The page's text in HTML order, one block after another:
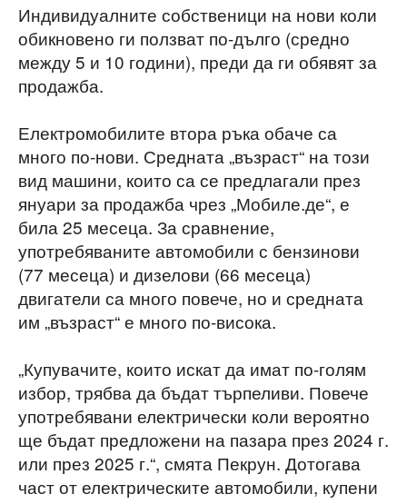
Индивидуалните собственици на нови коли
обикновено ги ползват по-дълго (средно
между 5 и 10 години), преди да ги обявят за
продажба.
Електромобилите втора ръка обаче са
много по-нови. Средната „възраст“ на този
вид машини, които са се предлагали през
януари за продажба чрез „Мобиле.де“, е
била 25 месеца. За сравнение,
употребяваните автомобили с бензинови
(77 месеца) и дизелови (66 месеца)
двигатели са много повече, но и средната
им „възраст“ е много по-висока.
„Купувачите, които искат да имат по-голям
избор, трябва да бъдат търпеливи. Повече
употребявани електрически коли вероятно
ще бъдат предложени на пазара през 2024 г.
или през 2025 г.“, смята Пекрун. Дотогава
част от електрическите автомобили, купени